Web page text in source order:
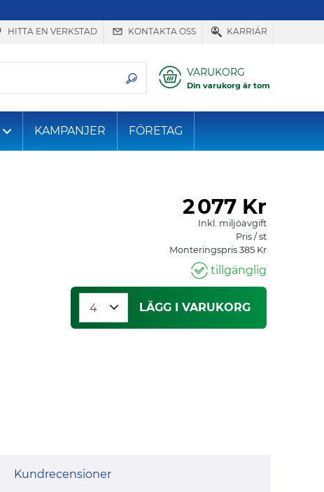
HITTA EN VERKSTAD KONTAKTA OSS KARRIÄR
VARUKORG
Din varukorg är tom
KAMPANJER FÖRETAG
2077 Kr
Inkl. miljöavgift
Pris / st
Monteringspris 385 Kr
tillgänglig
LÄGG I VARUKORG
Kundrecensioner